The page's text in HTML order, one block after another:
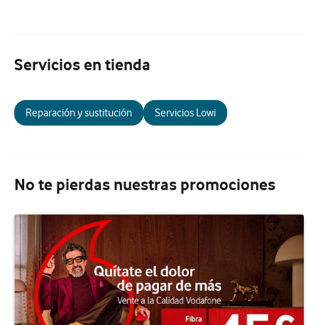
Servicios en tienda
Reparación y sustitución Servicios Lowi
No te pierdas nuestras promociones